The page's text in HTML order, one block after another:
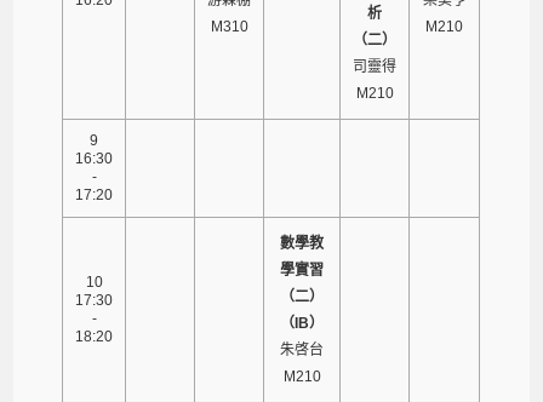
M310
析
（二）
司靈得
M210
M210
9
16:30
-
17:20
10
17:30
-
18:20
數學教
學實習
（二）
（IB）
朱啓台
M210